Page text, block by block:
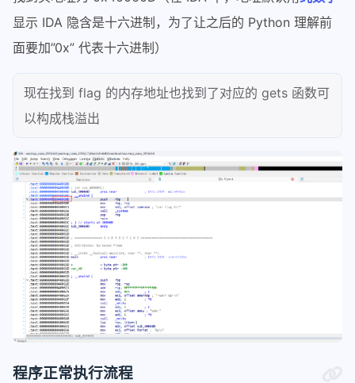
显示 IDA 隐含是十六进制，为了让之后的 Python 理解前
面要加”0x” 代表十六进制）
现在找到 flag 的内存地址也找到了对应的 gets 函数可
以构成栈溢出
程序正常执行流程